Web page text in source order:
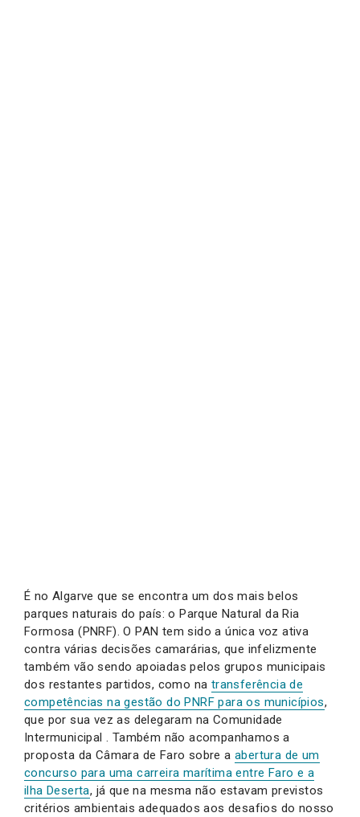
É no Algarve que se encontra um dos mais belos
parques naturais do país: o Parque Natural da Ria
Formosa (PNRF). O PAN tem sido a única voz ativa
contra várias decisões camarárias, que infelizmente
também vão sendo apoiadas pelos grupos municipais
dos restantes partidos, como na transferência de
competências na gestão do PNRF para os municípios,
que por sua vez as delegaram na Comunidade
Intermunicipal . Também não acompanhamos a
proposta da Câmara de Faro sobre a abertura de um
concurso para uma carreira marítima entre Faro e a
ilha Deserta, já que na mesma não estavam previstos
critérios ambientais adequados aos desafios do nosso